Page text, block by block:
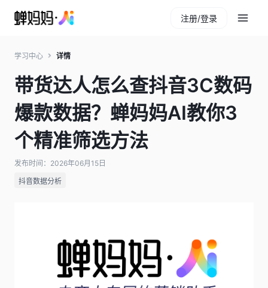
注册/登录
学习中心 详情
带货达人怎么查抖音3C数码
爆款数据？蝉妈妈AI教你3
个精准筛选方法
发布时间：2026年06月15日
抖音数据分析